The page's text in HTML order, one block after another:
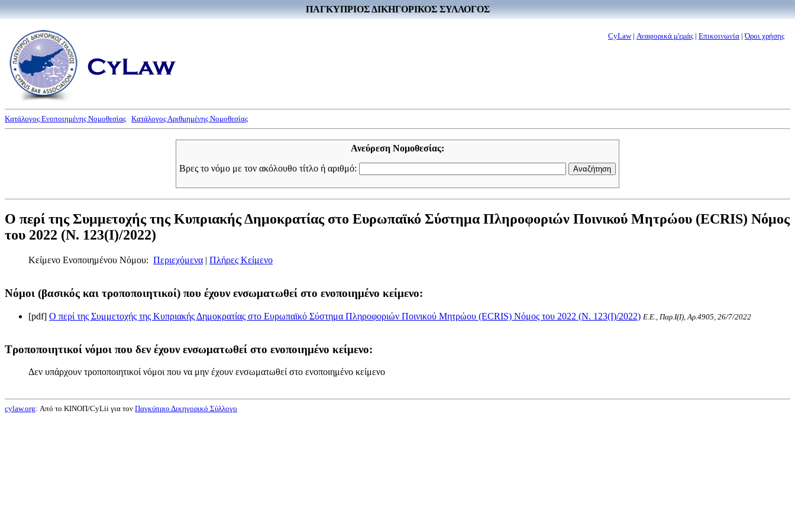
ΠΑΓΚΥΠΡΙΟΣ ΔΙΚΗΓΟΡΙΚΟΣ ΣΥΛΛΟΓΟΣ
CyLaw| Αναφορικά μ'εμάς | Επικοινωνία |Όροι χρήσης
Κατάλογος Ενοποιημένης Νομοθεσίας Κατάλογος Αριθμημένης Νομοθεσίας
Ανεύρεση Νομοθεσίας:
Βρες το νόμο με τον ακόλουθο τίτλο ή αριθμό:
Ο περί της Συμμετοχής της Κυπριακής Δημοκρατίας στο Ευρωπαϊκό Σύστημα Πληροφοριών Ποινικού Μητρώου (ECRIS) Νόμος
του 2022 (Ν. 123(I)/2022)
Κείμενο Ενοποιημένου Νόμου: Περιεχόμενα | Πλήρες Κείμενο
Νόμοι (βασικός και τροποποιητικοί) που έχουν ενσωματωθεί στο ενοποιημένο κείμενο:
[pdf] Ο περί της Συμμετοχής της Κυπριακής Δημοκρατίας στο Ευρωπαϊκό Σύστημα Πληροφοριών Ποινικού Μητρώου (ECRIS) Νόμος του 2022 (Ν. 123(I)/2022) Ε.Ε., Παρ.Ι(I), Αρ.4905, 26/7/2022
Τροποποιητικοί νόμοι που δεν έχουν ενσωματωθεί στο ενοποιημένο κείμενο:
Δεν υπάρχουν τροποποιητικοί νόμοι που να μην έχουν ενσωματωθεί στο ενοποιημένο κείμενο
cylaw.org: Από το ΚΙΝOΠ/CyLii για τον Παγκύπριο Δικηγορικό Σύλλογο